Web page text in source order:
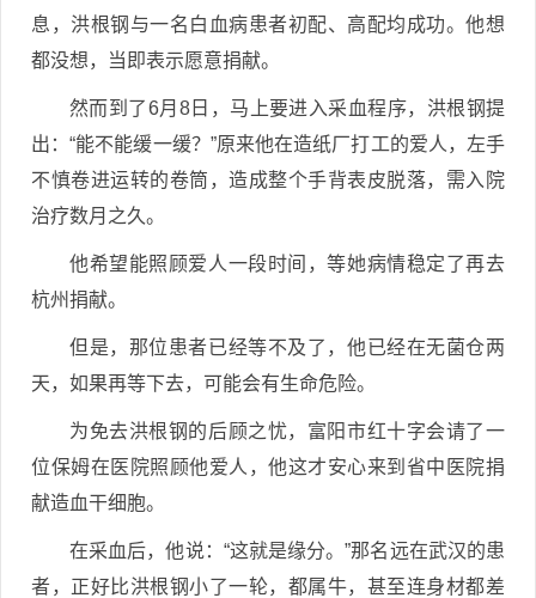
息，洪根钢与一名白血病患者初配、高配均成功。他想
都没想，当即表示愿意捐献。
然而到了6月8日，马上要进入采血程序，洪根钢提
出：“能不能缓一缓？”原来他在造纸厂打工的爱人，左手
不慎卷进运转的卷筒，造成整个手背表皮脱落，需入院
治疗数月之久。
他希望能照顾爱人一段时间，等她病情稳定了再去
杭州捐献。
但是，那位患者已经等不及了，他已经在无菌仓两
天，如果再等下去，可能会有生命危险。
为免去洪根钢的后顾之忧，富阳市红十字会请了一
位保姆在医院照顾他爱人，他这才安心来到省中医院捐
献造血干细胞。
在采血后，他说：“这就是缘分。”那名远在武汉的患
者，正好比洪根钢小了一轮，都属牛，甚至连身材都差